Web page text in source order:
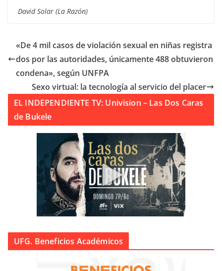
David Solar (La Razón)
«De 4 mil casos de violación sexual en niñas registra
dos por las autoridades, únicamente 488 obtuvieron
condena», según UNFPA
Sexo virtual: la tecnología al servicio del placer
EL INDEPENDIENTE TV: Univision – Las Dos Caras
de Bukele
UFG. Beneficios Académicos